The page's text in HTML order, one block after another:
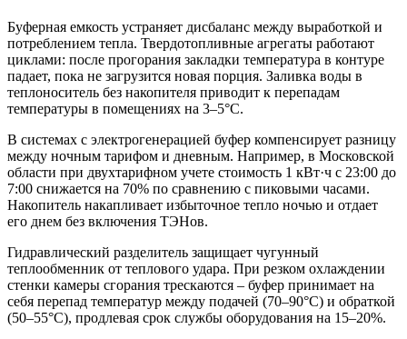
Буферная емкость устраняет дисбаланс между выработкой и
потреблением тепла. Твердотопливные агрегаты работают
циклами: после прогорания закладки температура в контуре
падает, пока не загрузится новая порция. Заливка воды в
теплоноситель без накопителя приводит к перепадам
температуры в помещениях на 3–5°C.
В системах с электрогенерацией буфер компенсирует разницу
между ночным тарифом и дневным. Например, в Московской
области при двухтарифном учете стоимость 1 кВт·ч с 23:00 до
7:00 снижается на 70% по сравнению с пиковыми часами.
Накопитель накапливает избыточное тепло ночью и отдает
его днем без включения ТЭНов.
Гидравлический разделитель защищает чугунный
теплообменник от теплового удара. При резком охлаждении
стенки камеры сгорания трескаются – буфер принимает на
себя перепад температур между подачей (70–90°C) и обраткой
(50–55°C), продлевая срок службы оборудования на 15–20%.